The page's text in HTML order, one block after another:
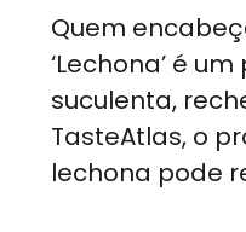
Quem
‘Lechona’ é
suculenta,
TasteAtlas, o
lechona pode